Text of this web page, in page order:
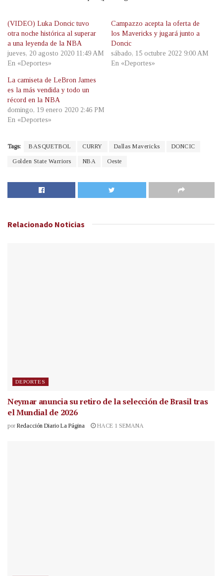
(VIDEO) Luka Doncic tuvo
otra noche histórica al superar
a una leyenda de la NBA
jueves, 20 agosto 2020 11:49 AM
En «Deportes»
Campazzo acepta la oferta de
los Mavericks y jugará junto a
Doncic
sábado, 15 octubre 2022 9:00 AM
En «Deportes»
La camiseta de LeBron James
es la más vendida y todo un
récord en la NBA
domingo, 19 enero 2020 2:46 PM
En «Deportes»
Tags: BASQUETBOL CURRY Dallas Mavericks DONCIC
Golden State Warriors NBA Oeste
Relacionado Noticias
DEPORTES
Neymar anuncia su retiro de la selección de Brasil tras
el Mundial de 2026
por Redacción Diario La Página HACE 1 SEMANA